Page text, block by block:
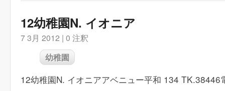
12幼稚園N. イオニア
7 3月 2012 | 0 注釈
幼稚園
12幼稚園N. イオニアアベニュー平和 134